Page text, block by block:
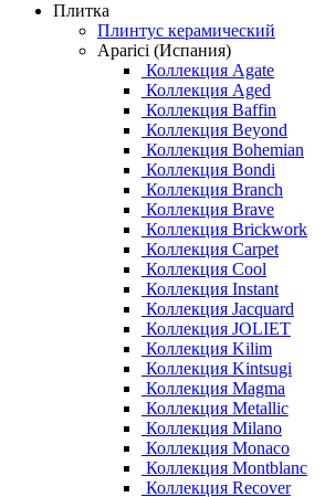
Плитка
Плинтус керамический
Aparici (Испания)
Коллекция Agate
Коллекция Aged
Коллекция Baffin
Коллекция Beyond
Коллекция Bohemian
Коллекция Bondi
Коллекция Branch
Коллекция Brave
Коллекция Brickwork
Коллекция Carpet
Коллекция Cool
Коллекция Instant
Коллекция Jacquard
Коллекция JOLIET
Коллекция Kilim
Коллекция Kintsugi
Коллекция Magma
Коллекция Metallic
Коллекция Milano
Коллекция Monaco
Коллекция Montblanc
Коллекция Recover